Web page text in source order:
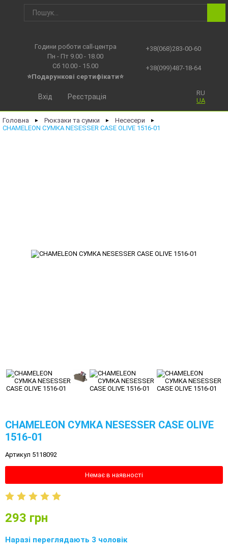
Години роботи call-центра
Пн - Пт 9.00 - 18.00
Сб 10.00 - 15.00
⭐Подарункові сертифікати⭐
+38(068)283-00-60
+38(099)487-18-64
RU
UA
Вхід Реєстрація
Головна ► Рюкзаки та сумки ► Несесери ►
CHAMELEON СУМКА NESESSER CASE OLIVE 1516-01
CHAMELEON СУМКА NESESSER CASE OLIVE
1516-01
Артикул 5118092
Немає в наявності
293 грн
Наразі переглядають 3 чоловік